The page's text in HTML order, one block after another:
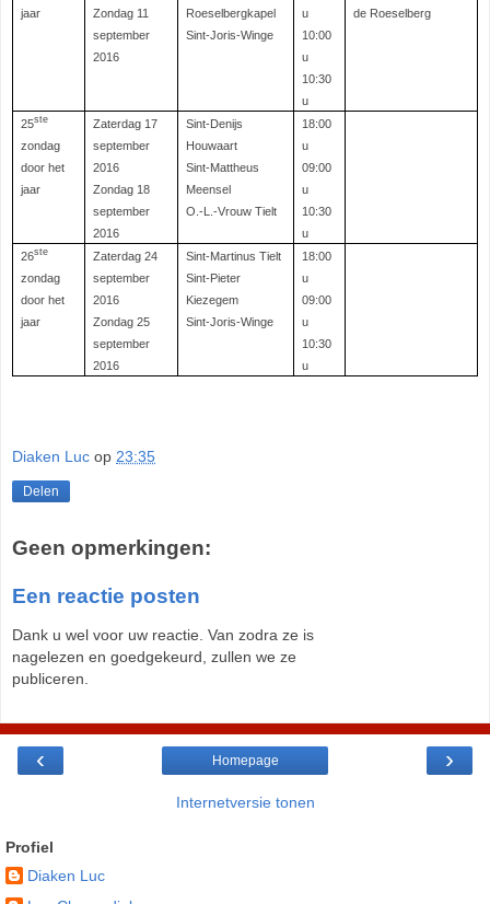
jaar
Zondag 11
september
2016
Roeselbergkapel
Sint-Joris-Winge
u
10:00
u
10:30
u
de Roeselberg
25ste
zondag
door het
jaar
Zaterdag 17
september
2016
Zondag 18
september
2016
Sint-Denijs
Houwaart
Sint-Mattheus
Meensel
O.-L.-Vrouw Tielt
18:00
u
09:00
u
10:30
u
26ste
zondag
door het
jaar
Zaterdag 24
september
2016
Zondag 25
september
2016
Sint-Martinus Tielt
Sint-Pieter
Kiezegem
Sint-Joris-Winge
18:00
u
09:00
u
10:30
u
Diaken Luc op 23:35
Delen
Geen opmerkingen:
Een reactie posten
Dank u wel voor uw reactie. Van zodra ze is
nagelezen en goedgekeurd, zullen we ze
publiceren.
‹ ›
Homepage
Internetversie tonen
Profiel
Diaken Luc